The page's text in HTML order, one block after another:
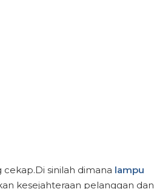
sinilah dimana lampu
kesejahteraan pelanggan dan